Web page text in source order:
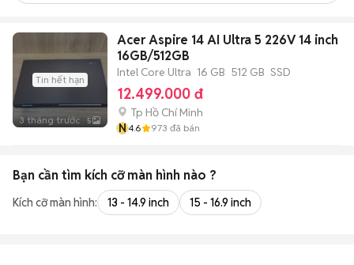
Tin hết hạn
3 tháng trước 5
Acer Aspire 14 AI Ultra 5 226V 14 inch
16GB/512GB
Intel Core Ultra 16 GB 512 GB SSD
12.499.000 đ
Tp Hồ Chí Minh
N4.6 973 đã bán
Bạn cần tìm kích cỡ màn hình nào ?
Kích cỡ màn hình: 13 - 14.9 inch 15 - 16.9 inch